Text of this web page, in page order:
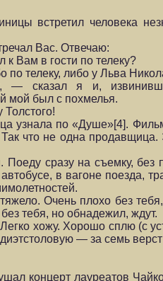
встретил человека
Вас. Отвечаю:
Вам в гости по телеку?
телеку, либо у Льва
сказал я и,
мой был с похмелья.
узнала по «Душе»[4].
что не одна
Поеду сразу на съемку,
в вагоне поезда,
Очень плохо без
тебя, но обнаде­жил, ждут.
хожу. Хорошо сплю (с
— за семь
концерт лауреатов